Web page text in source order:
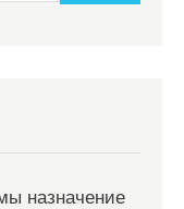
назначение